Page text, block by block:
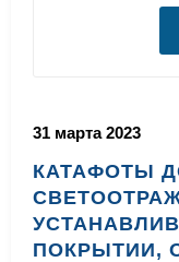
31 марта 2023
КАТАФОТЫ
ПОКРЫТИИ,